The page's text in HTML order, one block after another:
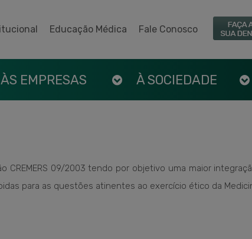
Educação Médica Fale Conosco
ÀS EMPRESAS À SOCIEDADE
CREMERS 09/2003 tendo por objetivo uma maior
para as questões atinentes ao exercício ético da